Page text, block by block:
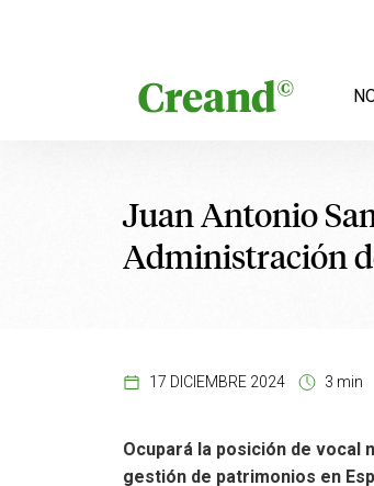
Juan Antonio
Administración
17 DICIEMBRE 2024 3 min
Ocupará la posición de vocal
gestión de patrimonios en